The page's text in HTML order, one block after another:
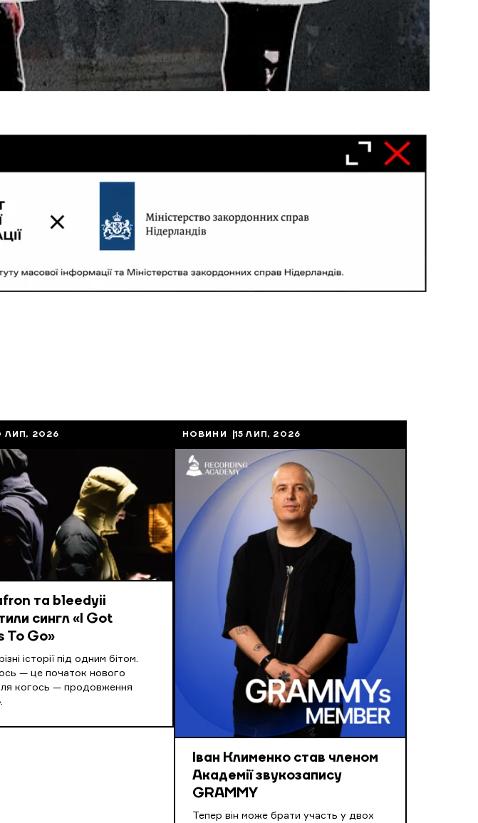
ЛИП, 2026
та bleedyii
сингл «I Got
To Go»
історії під одним бітом.
— це початок нового
когось — продовження
НОВИНИ 15 ЛИП, 2026
Іван Клименко став членом
Академії звукозапису
GRAMMY
Тепер він може брати участь у двох